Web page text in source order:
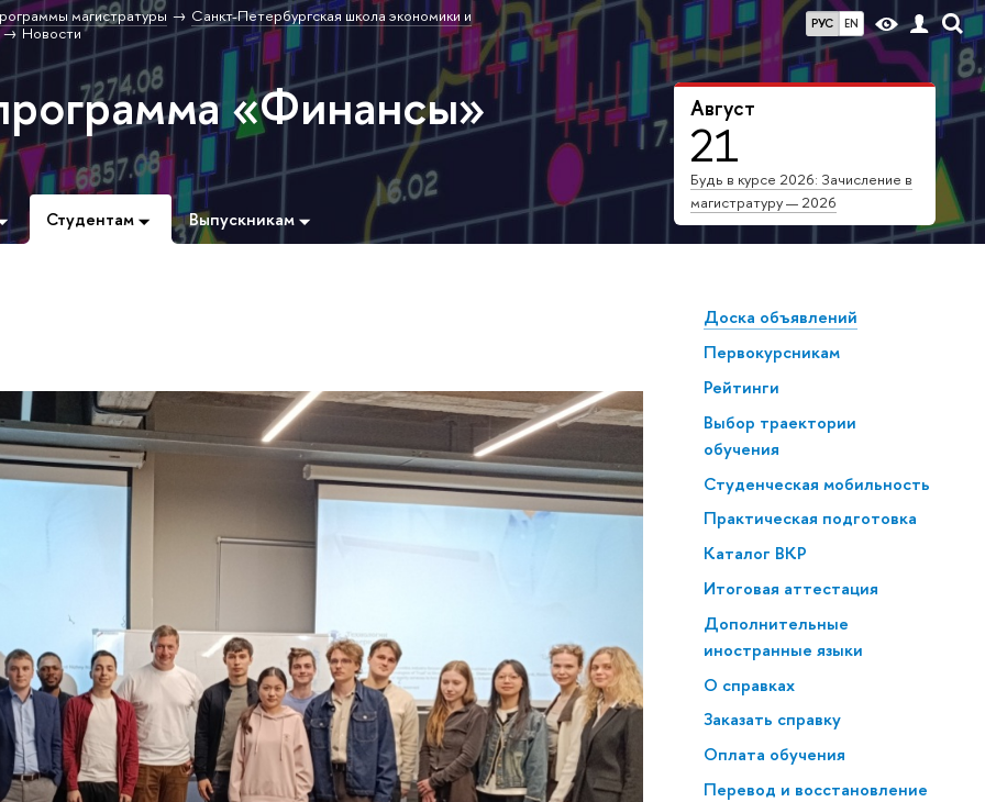
РУС EN
магистратуры
Санкт-Петербургская школа экономики и
Новости
Август
21
Будь в курсе 2026: Зачисление в
магистратуру — 2026
«Финансы»
Студентам Выпускникам
Доска объявлений
Первокурсникам
Рейтинги
Выбор траектории
обучения
Студенческая мобильность
Практическая подготовка
Каталог ВКР
Итоговая аттестация
Дополнительные
иностранные языки
О справках
Заказать справку
Оплата обучения
Перевод и восстановление